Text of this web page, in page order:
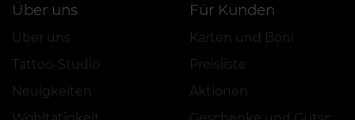
Über uns
Über uns
Tattoo-Studio
Neuigkeiten
Für Kunden
Karten und Boni
Preisliste
Aktionen